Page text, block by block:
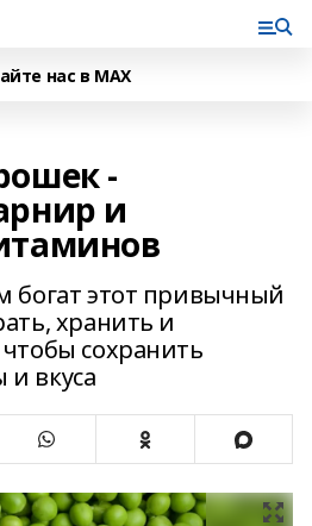
нас в MAX
-
и
богат этот привычный
хранить и
сохранить
вкуса